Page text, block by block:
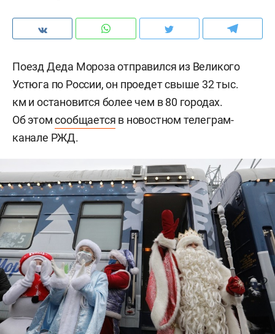
Поезд Деда Мороза отправился из Великого
Устюга по России, он проедет свыше 32 тыс.
км и остановится более чем в 80 городах.
Об этомсообщается в новостном телеграм-
канале РЖД.